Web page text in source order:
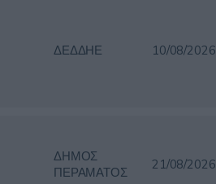
ΔΕΔΔΗΕ 10/08/2026
ΔΗΜΟΣ
ΠΕΡΑΜΑΤΟΣ
21/08/2026